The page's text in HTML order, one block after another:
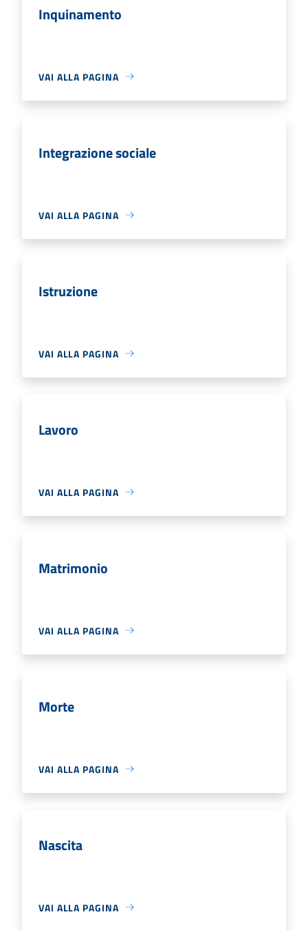
Inquinamento
VAI ALLA PAGINA
Integrazione sociale
VAI ALLA PAGINA
Istruzione
VAI ALLA PAGINA
Lavoro
VAI ALLA PAGINA
Matrimonio
VAI ALLA PAGINA
Morte
VAI ALLA PAGINA
Nascita
VAI ALLA PAGINA